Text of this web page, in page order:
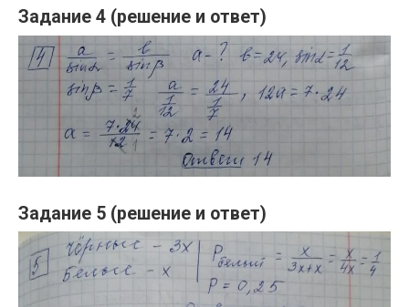
Задание 4 (решение и ответ)
Задание 5 (решение и ответ)